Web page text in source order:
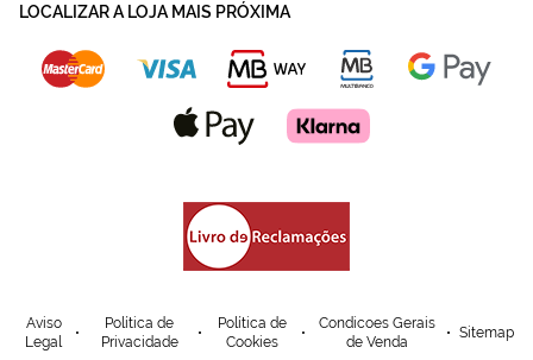
LOCALIZAR A LOJA MAIS PRÓXIMA
Aviso
Legal
Política de
Privacidade
Política de
Cookies
Condicoes Gerais
de Venda
Sitemap